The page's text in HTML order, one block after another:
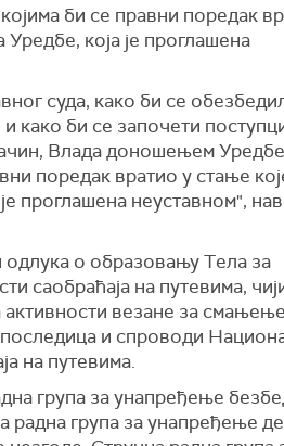
би се правни поредак
која је проглашена
суда, како би се
како би се започети
Влада доношењем Уредбе
поредак вратио у стање
проглашена неуставном",
одлука о образовањуТела за
саобраћаја на путевима,
везане за
и спроводи Н
на путевима.
група за унапређење
радна група за унапређење